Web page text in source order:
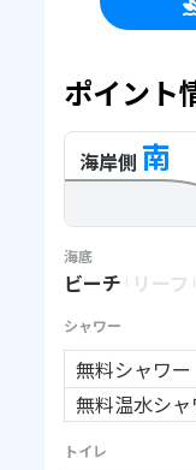
ポイント
海岸側 南
海底
ビーチ リーフ
シャワー
無料シャワー
無料温水シャ
トイレ